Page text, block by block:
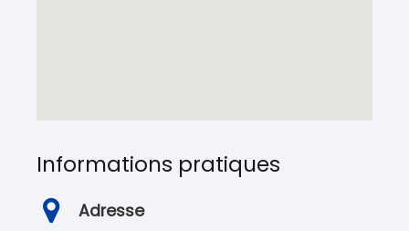
Informations pratiques
Adresse